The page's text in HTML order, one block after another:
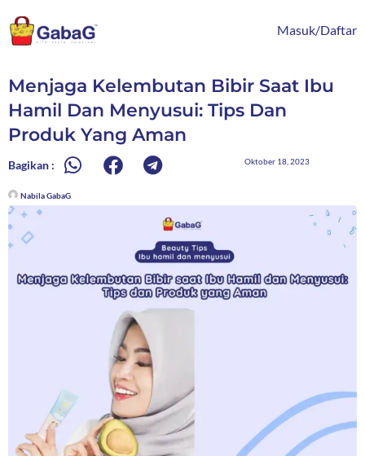
ke
konten
Masuk/Daftar
Menjaga Kelembutan Bibir Saat Ibu
Hamil Dan Menyusui: Tips Dan
Produk Yang Aman
Bagikan : Oktober 18, 2023
Nabila GabaG